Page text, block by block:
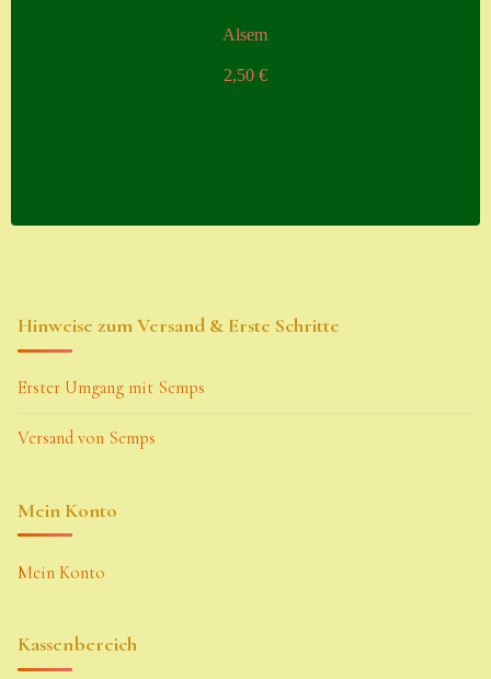
Alsem
2,50 €
Hinweise zum Versand & Erste Schritte
Erster Umgang mit Semps
Versand von Semps
Mein Konto
Mein Konto
Kassenbereich